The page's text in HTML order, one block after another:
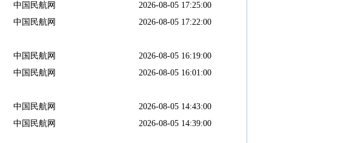
中国民航网
2026-08-05 17:25:00
中国民航网 2026-08-05 17:22:00
中国民航网
2026-08-05 16:19:00
中国民航网 2026-08-05 16:01:00
中国民航网
2026-08-05 14:43:00
中国民航网 2026-08-05 14:39:00